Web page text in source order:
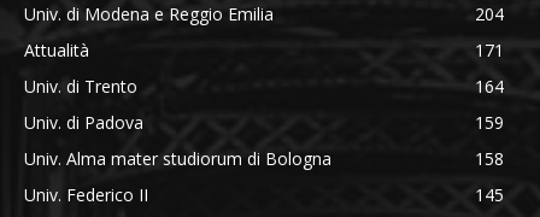
Univ. di Modena e Reggio Emilia
204
Attualità
171
Univ. di Trento
164
Univ. di Padova
159
Univ. Alma mater studiorum di Bologna
158
Univ. Federico II
145